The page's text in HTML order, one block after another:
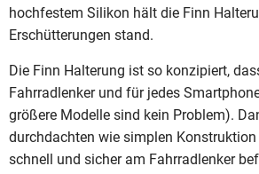
hochfestem Silikon hält die Finn
Erschütterungen stand.
Die Finn Halterung ist so konzipiert,
Fahrradlenker und für jedes
größere Modelle sind kein Problem).
durchdachten wie simplen
schnell und sicher am Fahrradlenker